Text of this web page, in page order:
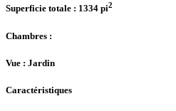
Superficie totale : 1334 pi2
Chambres :
Vue : Jardin
Caractéristiques